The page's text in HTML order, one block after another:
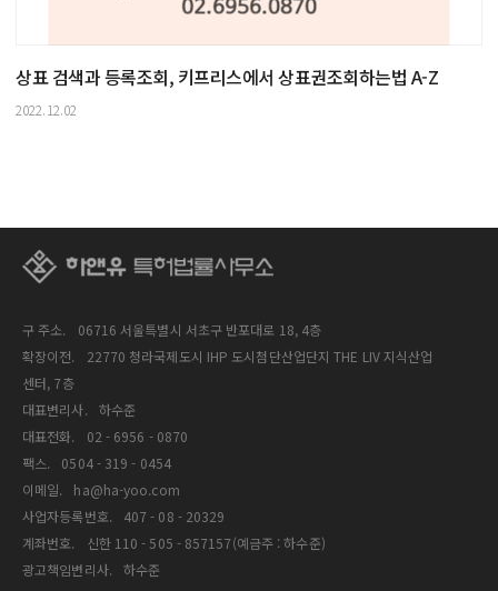
상표 검색과 등록조회, 키프리스에서 상표권조회하는법 A-Z
2022.12.02
구 주소.
06716 서울특별시 서초구 반포대로 18, 4층
확장이전.
22770 청라국제도시 IHP 도시첨단산업단지 THE LIV 지식산업
센터, 7층
대표변리사.
하수준
대표전화.
02 - 6956 - 0870
팩스.
0504 - 319 - 0454
이메일.
ha@ha-yoo.com
사업자등록번호.
407 - 08 - 20329
계좌번호.
신한 110 - 505 - 857157(예금주 : 하수준)
광고책임변리사.
하수준